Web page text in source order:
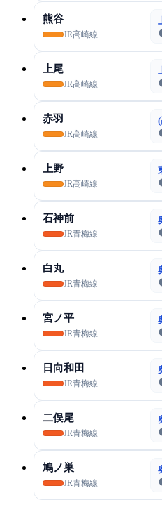
熊谷
JR高崎線
上尾
JR高崎線
赤羽
JR高崎線
上野
JR高崎線
石神前
JR青梅線
白丸
JR青梅線
宮ノ平
JR青梅線
日向和田
JR青梅線
二俣尾
JR青梅線
鳩ノ巣
JR青梅線